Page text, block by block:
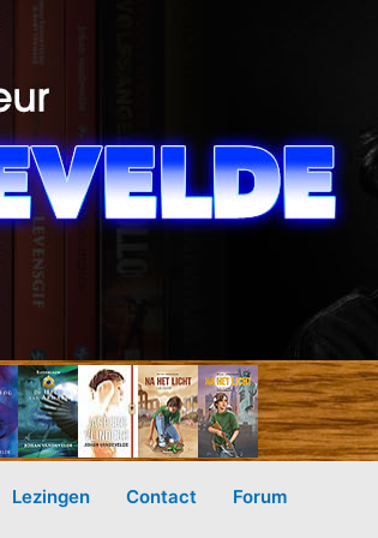
Lezingen Contact Forum